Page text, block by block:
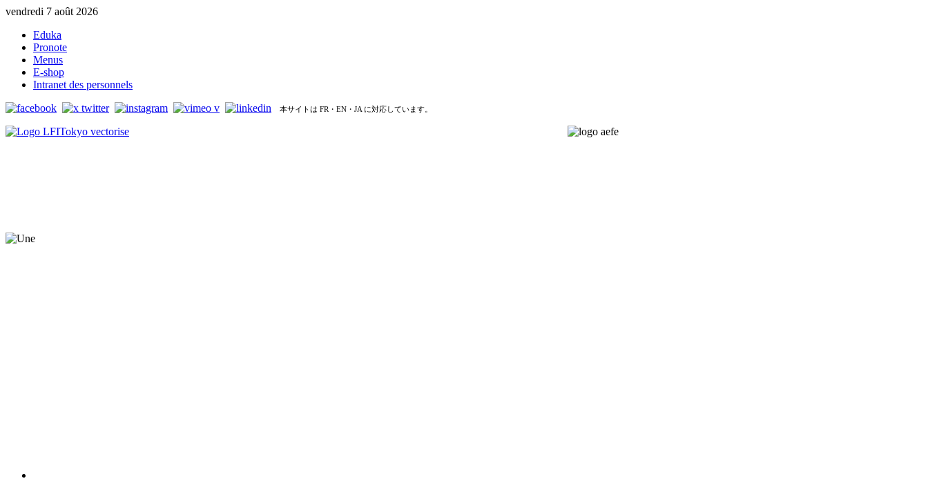
vendredi 7 août 2026
Eduka
Pronote
Menus
E-shop
Intranet des personnels
本サイトは FR・EN・JA に対応しています。